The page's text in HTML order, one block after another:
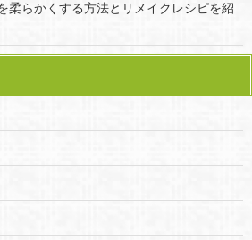
柔らかくする方法とリメイクレシピを紹